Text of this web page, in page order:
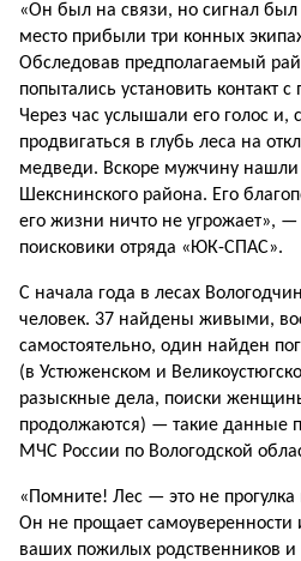
«Он был на связи, но сигнал
место прибыли три конных
Обследовав предполагаемый
попытались установить контакт
Через час услышали его голос
продвигаться в глубь леса на
медведи. Вскоре мужчину нашли
Шекснинского района. Его
его жизни ничто не угрожает», —
поисковики отряда «ЮК-СПАС».
С начала года в лесах
человек. 37 найдены живыми,
самостоятельно, один найден
(в Устюженском и
разыскные дела, поиски
продолжаются) — такие данные
МЧС России по Вологодской
«Помните! Лес — это не прогулка
Он не прощает самоуверенности
ваших пожилых родственников